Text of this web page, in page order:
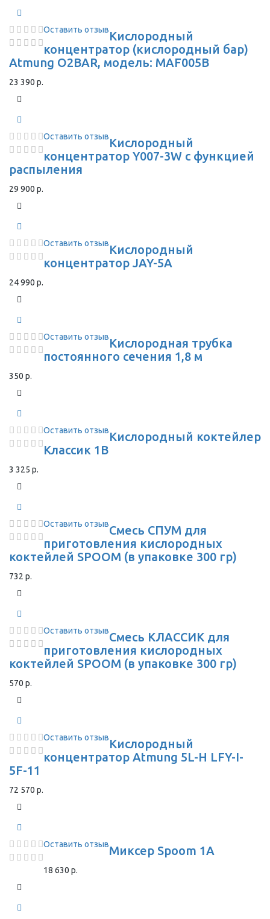
Оставить отзывКислородный
концентратор (кислородный бар)
Atmung O2BAR, модель: MAF005B
23 390 р.
Оставить отзывКислородный
концентратор Y007-3W с функцией
распыления
29 900 р.
Оставить отзывКислородный
концентратор JAY-5A
24 990 р.
Оставить отзывКислородная трубка
постоянного сечения 1,8 м
350 р.
Оставить отзывКислородный коктейлер
Классик 1В
3 325 р.
Оставить отзывСмесь СПУМ для
приготовления кислородных
коктейлей SPOOM (в упаковке 300 гр)
732 р.
Оставить отзывСмесь КЛАССИК для
приготовления кислородных
коктейлей SPOOM (в упаковке 300 гр)
570 р.
Оставить отзывКислородный
концентратор Atmung 5L-H LFY-I-
5F-11
72 570 р.
Оставить отзывМиксер Spoom 1A
18 630 р.